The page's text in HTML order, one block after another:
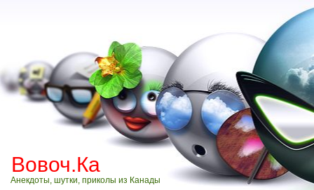
Вовоч.Ка
Анекдоты, шутки, приколы из Канады